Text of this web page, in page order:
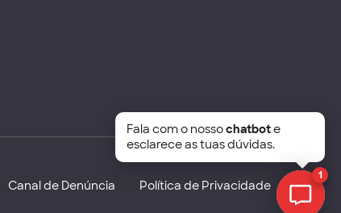
Canal de Denúncia Política de Privacidade
1
Fala com o nossochatbote
esclarece as tuas dúvidas.